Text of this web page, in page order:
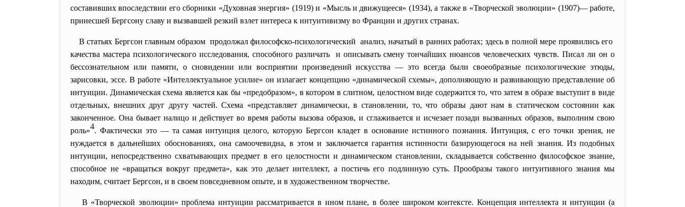
составивших впоследствии его сборники «Духовная энергия» (1919) и «Мысль и движущееся» (1934), а также в «Творческой эволюции» (1907)— работе,
принесшей Бергсону славу и вызвавшей резкий взлет интереса к интуитивизму во Франции и других странах.
В статьях Бергсон главным образом продолжал философско-психологический анализ, начатый в ранних работах; здесь в полной мере проявились его
качества мастера психологического исследования, способного различать и описывать смену тончайших нюансов человеческих чувств. Писал ли он о
бессознательном или памяти, о сновидении или восприятии произведений искусства — это всегда были своеобразные психологические этюды,
зарисовки, эссе. В работе «Интеллектуальное усилие» он излагает концепцию «динамической схемы», дополняющую и развивающую представление об
интуиции. Динамическая схема является как бы «предобразом», в котором в слитном, целостном виде содержится то, что затем в образе выступит в виде
отдельных, внешних друг другу частей. Схема «представляет динамически, в становлении, то, что образы дают нам в статическом состоянии как
законченное. Она бывает налицо и действует во время работы вызова образов, и сглаживается и исчезает позади вызванных образов, выполним свою
роль»4. Фактически это — та самая интуиция целого, которую Бергсон кладет в основание истинного познания. Интуиция, с его точки зрения, не
нуждается в дальнейших обоснованиях, она самоочевидна, в этом и заключается гарантия истинности базирующегося на ней знания. Из подобных
интуиции, непосредственно схватывающих предмет в его целостности и динамическом становлении, складывается собственно философское знание,
способное не «вращаться вокруг предмета», как это делает интеллект, а постичь его подлинную суть. Прообразы такого интуитивного знания мы
находим, считает Бергсон, и в своем повседневном опыте, и в художественном творчестве.
В «Творческой эволюции» проблема интуиции рассматривается в ином плане, в более широком контексте. Концепция интеллекта и интуиции (а